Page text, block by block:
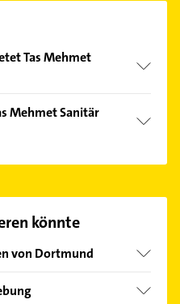
Tas Mehmet
Mehmet Sanitär
oder Mail in
. könnte
von Dortmund